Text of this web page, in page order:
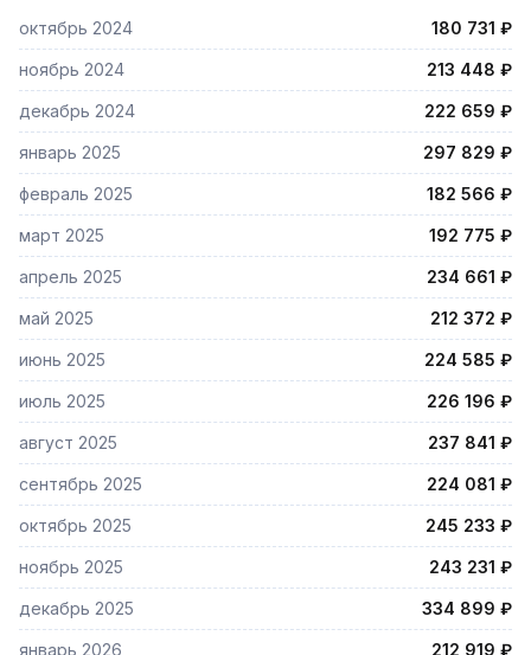
октябрь 2024 180 731 ₽
ноябрь 2024 213 448 ₽
декабрь 2024 222 659 ₽
январь 2025 297 829 ₽
февраль 2025 182 566 ₽
март 2025 192 775 ₽
апрель 2025 234 661 ₽
май 2025 212 372 ₽
июнь 2025 224 585 ₽
июль 2025 226 196 ₽
август 2025 237 841 ₽
сентябрь 2025 224 081 ₽
октябрь 2025 245 233 ₽
ноябрь 2025 243 231 ₽
декабрь 2025 334 899 ₽
январь 2026 212 919 ₽